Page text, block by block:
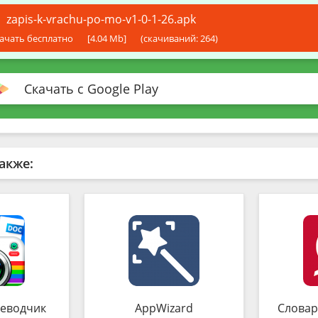
zapis-k-vrachu-po-mo-v1-0-1-26.apk
бесплатно [4.04 Mb] (cкачиваний: 264)
Скачать с Google Play
AppWizard